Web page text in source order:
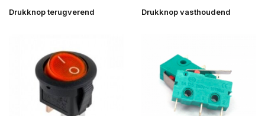
Drukknop terugverend Drukknop vasthoudend